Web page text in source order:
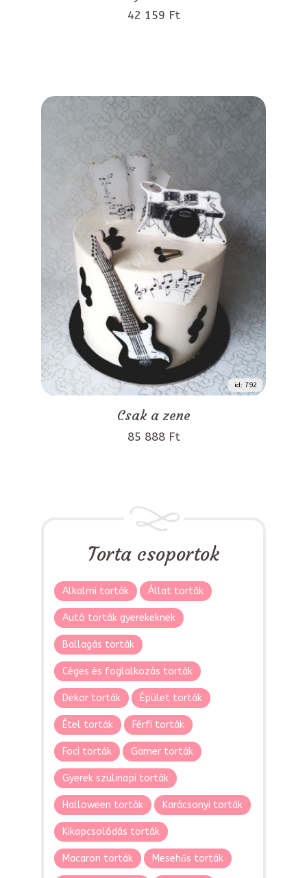
42 159 Ft
id: 792
Csak a zene
85 888 Ft
Torta csoportok
Alkalmi torták Állat torták
Autó torták gyerekeknek
Ballagás torták
Céges és foglalkozás torták
Dekor torták Épület torták
Étel torták Férfi torták
Foci torták Gamer torták
Gyerek szülinapi torták
Halloween torták Karácsonyi torták
Kikapcsolódás torták
Macaron torták Mesehős torták